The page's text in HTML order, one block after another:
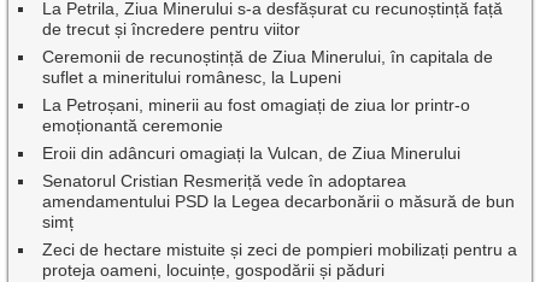
La Petrila, Ziua Minerului s-a desfășurat cu recunoștință față
de trecut și încredere pentru viitor
Ceremonii de recunoștință de Ziua Minerului, în capitala de
suflet a mineritului românesc, la Lupeni
La Petroșani, minerii au fost omagiați de ziua lor printr-o
emoționantă ceremonie
Eroii din adâncuri omagiați la Vulcan, de Ziua Minerului
Senatorul Cristian Resmeriță vede în adoptarea
amendamentului PSD la Legea decarbonării o măsură de bun
simț
Zeci de hectare mistuite și zeci de pompieri mobilizați pentru a
proteja oameni, locuințe, gospodării și păduri